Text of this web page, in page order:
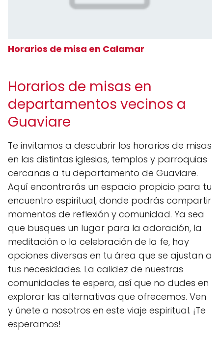
Horarios de misa en Calamar
Horarios de misas en
departamentos vecinos a
Guaviare
Te invitamos a descubrir los horarios de misas
en las distintas iglesias, templos y parroquias
cercanas a tu departamento de Guaviare.
Aquí encontrarás un espacio propicio para tu
encuentro espiritual, donde podrás compartir
momentos de reflexión y comunidad. Ya sea
que busques un lugar para la adoración, la
meditación o la celebración de la fe, hay
opciones diversas en tu área que se ajustan a
tus necesidades. La calidez de nuestras
comunidades te espera, así que no dudes en
explorar las alternativas que ofrecemos. Ven
y únete a nosotros en este viaje espiritual. ¡Te
esperamos!